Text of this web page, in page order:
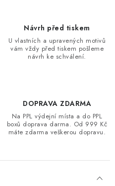
Návrh před tiskem
U vlastních a upravených motivů
vám vždy před tiskem pošleme
návrh ke schválení.
DOPRAVA ZDARMA
Na PPL výdejní místa a do PPL
boxů doprava darma. Od 999 Kč
máte zdarma veškerou dopravu.